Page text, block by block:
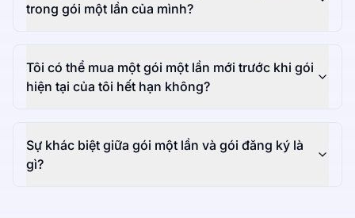
trong gói một lần của mình?
Tôi có thể mua một gói một lần mới trước khi gói
hiện tại của tôi hết hạn không?
Sự khác biệt giữa gói một lần và gói đăng ký là
gì?